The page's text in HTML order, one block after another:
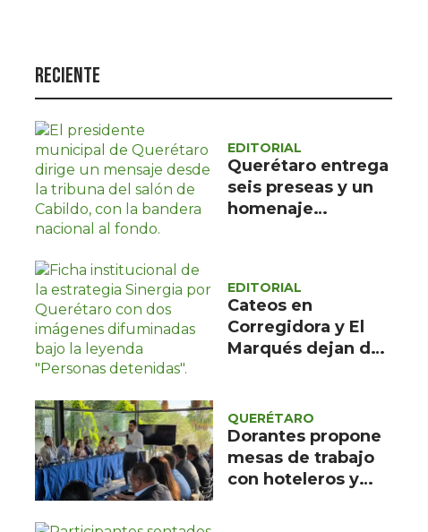
Política
Asuntos Sociales
Estilo de vida
Opinión
Reciente
EDITORIAL
Querétaro entrega
seis preseas y un
homenaje
EDITORIAL
Cateos en
Corregidora y El
Marqués dejan dos
QUERÉTARO
Dorantes propone
mesas de trabajo
con hoteleros y